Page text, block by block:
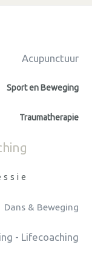
Acupunctuur
Sport en Beweging
Traumatherapie
Dans & Beweging
- Lifecoaching